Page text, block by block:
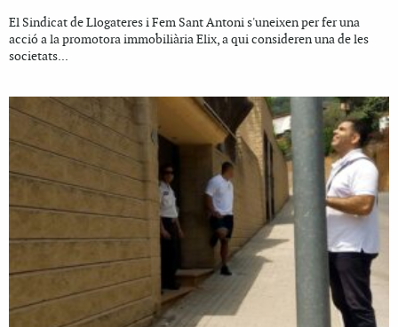
El Sindicat de Llogateres i Fem Sant Antoni s'uneixen per fer una
acció a la promotora immobiliària Elix, a qui consideren una de les
societats...